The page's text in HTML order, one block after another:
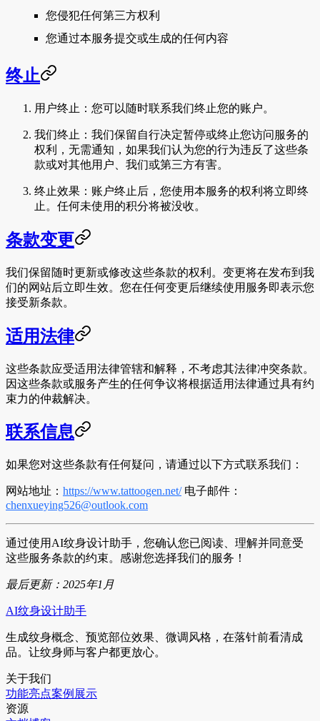
您侵犯任何第三方权利
您通过本服务提交或生成的任何内容
终止
用户终止 ：您可以随时联系我们终止您的账户。
我们终止 ：我们保留自行决定暂停或终止您访问服务的
权利，无需通知，如果我们认为您的行为违反了这些条
款或对其他用户、我们或第三方有害。
终止效果 ：账户终止后，您使用本服务的权利将立即终
止。任何未使用的积分将被没收。
条款变更
我们保留随时更新或修改这些条款的权利。变更将在发布到我
们的网站后立即生效。您在任何变更后继续使用服务即表示您
接受新条款。
适用法律
这些条款应受适用法律管辖和解释，不考虑其法律冲突条款。
因这些条款或服务产生的任何争议将根据适用法律通过具有约
束力的仲裁解决。
联系信息
如果您对这些条款有任何疑问，请通过以下方式联系我们：
网站地址 ： https://www.tattoogen.net/ 电子邮件 ：
chenxueying526@outlook.com
通过使用AI纹身设计助手，您确认您已阅读、理解并同意受
这些服务条款的约束。感谢您选择我们的服务！
最后更新：2025年1月
AI纹身设计助手
生成纹身概念、预览部位效果、微调风格，在落针前看清成
品。让纹身师与客户都更放心。
关于我们
功能亮点案例展示
资源